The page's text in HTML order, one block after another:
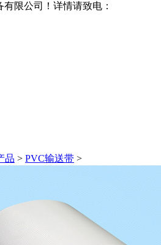
限公司！ 详情请致电：
品 > PVC输送带 >